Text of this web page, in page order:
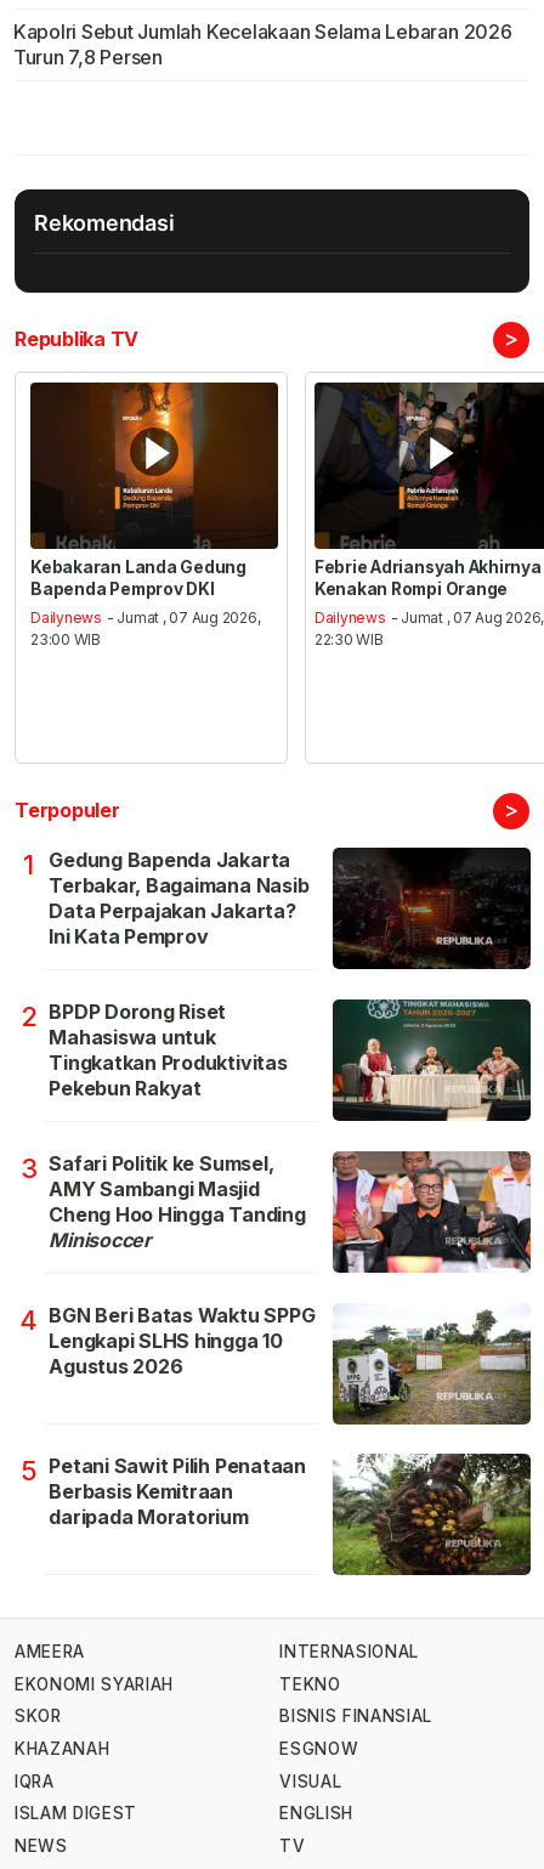
Kapolri Sebut Jumlah Kecelakaan Selama Lebaran 2026
Turun 7,8 Persen
Rekomendasi
Republika TV >
Kebakaran Landa Gedung
Bapenda Pemprov DKI
Dailynews - Jumat , 07 Aug 2026,
23:00 WIB
Febrie Adriansyah Akhirnya
Kenakan Rompi Orange
Dailynews - Jumat , 07 Aug 2026,
22:30 WIB
Terpopuler >
1
Gedung Bapenda Jakarta
Terbakar, Bagaimana Nasib
Data Perpajakan Jakarta?
Ini Kata Pemprov
2 BPDP Dorong Riset
Mahasiswa untuk
Tingkatkan Produktivitas
Pekebun Rakyat
3 Safari Politik ke Sumsel,
AMY Sambangi Masjid
Cheng Hoo Hingga Tanding
Minisoccer
4 BGN Beri Batas Waktu SPPG
Lengkapi SLHS hingga 10
Agustus 2026
5 Petani Sawit Pilih Penataan
Berbasis Kemitraan
daripada Moratorium
AMEERA
EKONOMI SYARIAH
SKOR
KHAZANAH
IQRA
ISLAM DIGEST
NEWS
INTERNASIONAL
TEKNO
BISNIS FINANSIAL
ESGNOW
VISUAL
ENGLISH
TV